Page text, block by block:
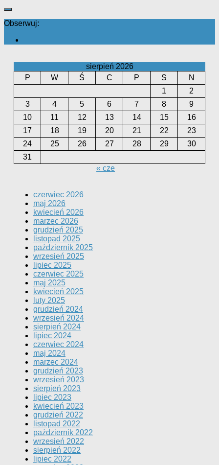
Obserwuj:
sierpień 2026
P
W Ś C P S
N
1
2
3
4 5 6 7 8
9
10
11 12 13 14 15
16
17
18 19 20 21 22
23
24
25 26 27 28 29
30
31
« cze
czerwiec 2026
maj 2026
kwiecień 2026
marzec 2026
grudzień 2025
listopad 2025
październik 2025
wrzesień 2025
lipiec 2025
czerwiec 2025
maj 2025
kwiecień 2025
luty 2025
grudzień 2024
wrzesień 2024
sierpień 2024
lipiec 2024
czerwiec 2024
maj 2024
marzec 2024
grudzień 2023
wrzesień 2023
sierpień 2023
lipiec 2023
kwiecień 2023
grudzień 2022
listopad 2022
październik 2022
wrzesień 2022
sierpień 2022
lipiec 2022